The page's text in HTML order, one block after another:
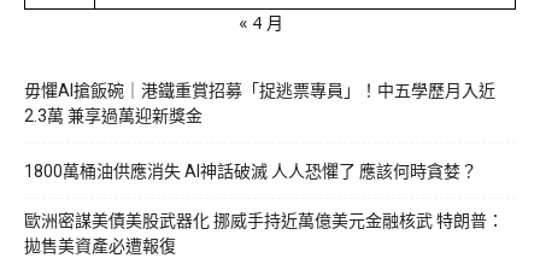
« 4 月
毋懼AI搶飯碗｜港鐵重賞招募「捉逃票專員」！中五學歷月入近
2.3萬 兼享過萬迎新獎金
1800萬桶油供應消失 AI神話破滅 人人恐懼了 應該何時貪婪？
歐洲密謀美債美股武器化 挪威手持近萬億美元金融核武 特朗普：
拋售美資產必遭報復